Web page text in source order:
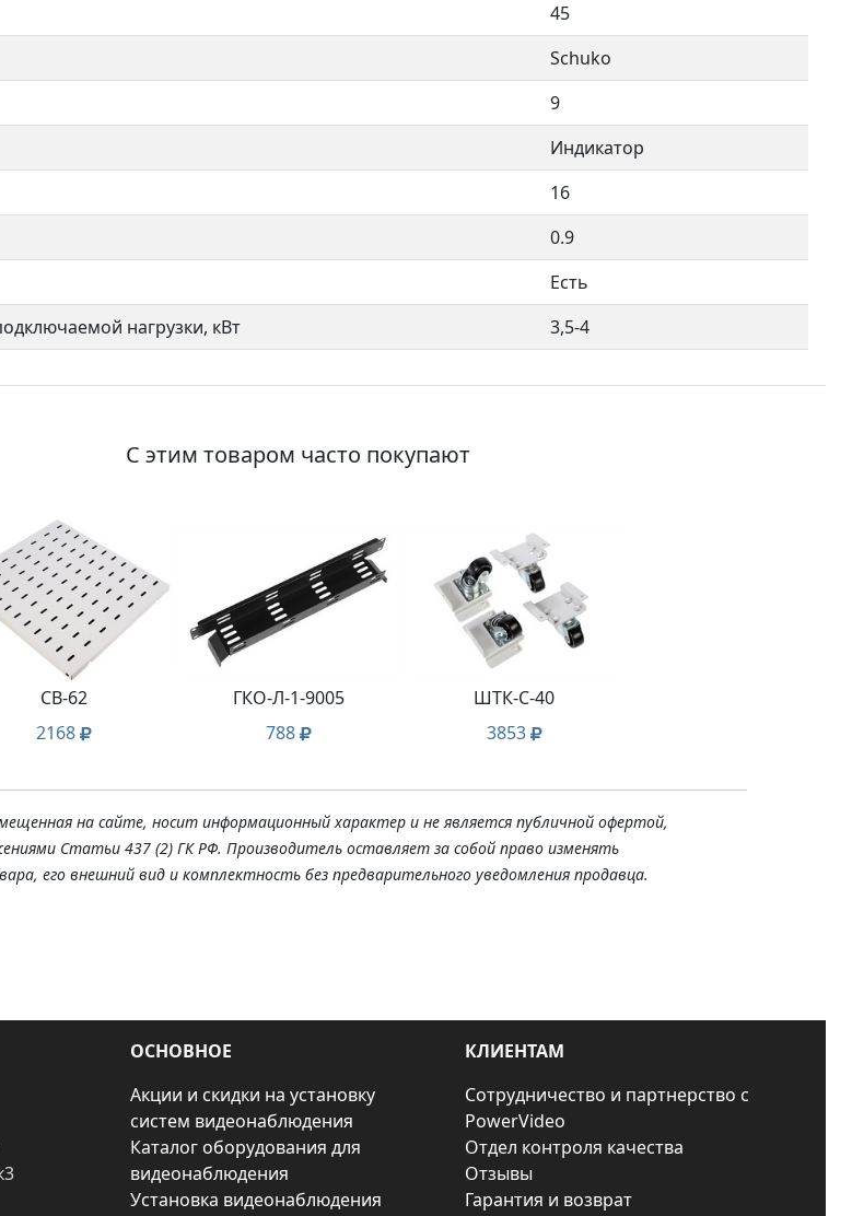
45
Schuko
9
Индикатор
16
0.9
Есть
нагрузки, кВт
3,5-4
С этим товаром часто покупают
СВ-62
2168
ГКО-Л-1-9005
788
ШТК-С-40
3853
на сайте, носит информационный характер и не является публичной офертой,
Статьи 437 (2) ГК РФ. Производитель оставляет за собой право изменять
его внешний вид и комплектность без предварительного уведомления продавца.
ОСНОВНОЕ
Акции и скидки на установку
систем видеонаблюдения
Каталог оборудования для
видеонаблюдения
Установка видеонаблюдения
КЛИЕНТАМ
Сотрудничество и партнерство с
PowerVideo
Отдел контроля качества
Отзывы
Гарантия и возврат